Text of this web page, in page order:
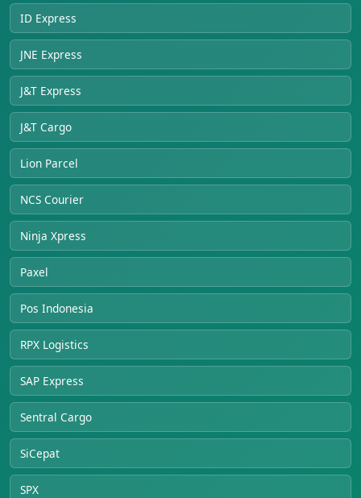
ID Express
JNE Express
J&T Express
J&T Cargo
Lion Parcel
NCS Courier
Ninja Xpress
Paxel
Pos Indonesia
RPX Logistics
SAP Express
Sentral Cargo
SiCepat
SPX